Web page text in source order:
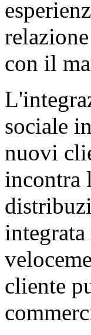
con il
sociale
nuovi
incontra
cliente